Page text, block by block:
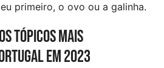
primeiro, o ovo ou a galinha.
tópicos mais
em 2023